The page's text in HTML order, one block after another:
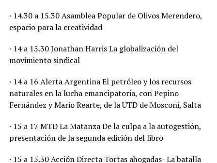
· 14.30 a 15.30 Asamblea Popular de Olivos Merendero,
espacio para la creatividad
· 14 a 15.30 Jonathan Harris La globalización del
movimiento sindical
· 14 a 16 Alerta Argentina El petróleo y los recursos
naturales en la lucha emancipatoria, con Pepino
Fernández y Mario Rearte, de la UTD de Mosconi, Salta
· 15 a 17 MTD La Matanza De la culpa a la autogestión,
presentación de la segunda edición del libro
· 15 a 15.30 Acción Directa Tortas ahogadas- La batalla